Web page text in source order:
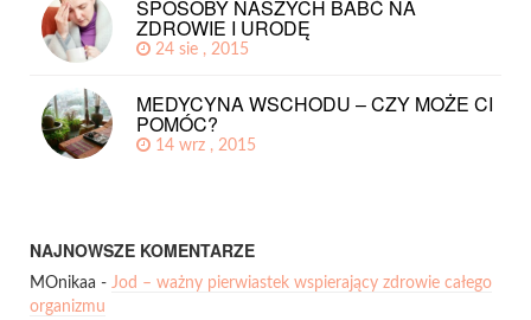
SPOSOBY NASZYCH BABĆ NA
ZDROWIE I URODĘ
24 sie , 2015
MEDYCYNA WSCHODU – CZY MOŻE CI
POMÓC?
14 wrz , 2015
NAJNOWSZE KOMENTARZE
MOnikaa - Jod – ważny pierwiastek wspierający zdrowie całego
organizmu